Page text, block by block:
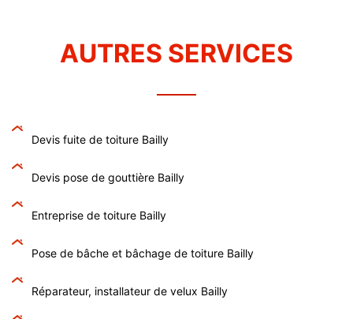
AUTRES SERVICES
Devis fuite de toiture Bailly
Devis pose de gouttière Bailly
Entreprise de toiture Bailly
Pose de bâche et bâchage de toiture Bailly
Réparateur, installateur de velux Bailly